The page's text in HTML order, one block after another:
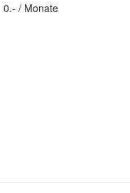
0.- / Monate